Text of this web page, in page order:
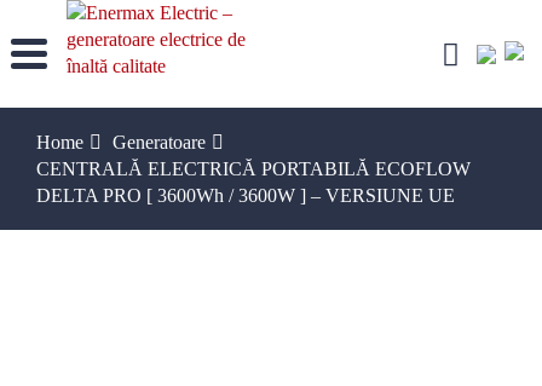
to
content
Home
Generatoare
CENTRALĂ ELECTRICĂ PORTABILĂ ECOFLOW
DELTA PRO [ 3600Wh / 3600W ] – VERSIUNE UE